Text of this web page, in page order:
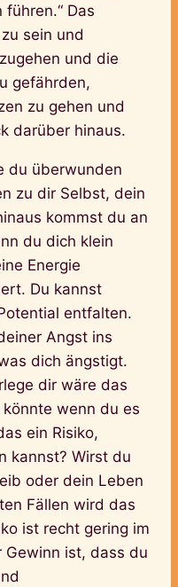
Das
sein und
und die
gefährden,
zu gehen und
darüber hinaus.
du überwunden
zu dir Selbst, dein
kommst du an
du dich klein
Energie
Du kannst
entfalten.
Angst ins
dich ängstigt.
dir wäre das
wenn du es
ein Risiko,
kannst? Wirst du
oder dein Leben
Fällen wird das
ist recht gering im
Gewinn ist, dass du